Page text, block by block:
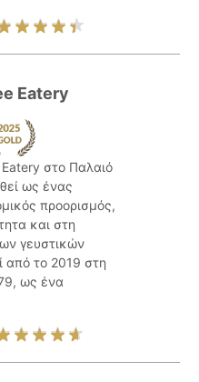
Eatery
στο Παλαιό
ως ένας
προορισμός,
και στη
γευστικών
από το 2019 στη
ως ένα